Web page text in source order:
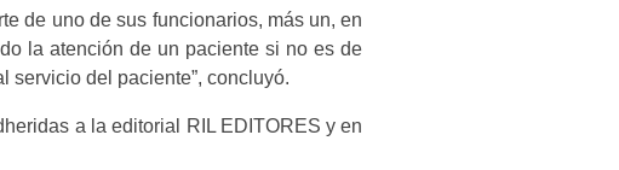
de uno de sus funcionarios, más un, en
la atención de un paciente si no es de
servicio del paciente”, concluyó.
a la editorial RIL EDITORES y en